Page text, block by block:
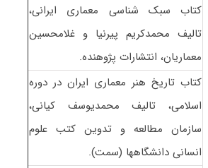
کتاب سبک شناسی معماری ایرانی،
تالیف محمدکریم پیرنیا و غلامحسین
معماریان، انتشارات پژوهنده.
کتاب تاریخ هنر معماری ایران در دوره
اسلامی، تالیف محمدیوسف کیانی،
سازمان مطالعه و تدوین کتب علوم
انسانی دانشگاهها (سمت).